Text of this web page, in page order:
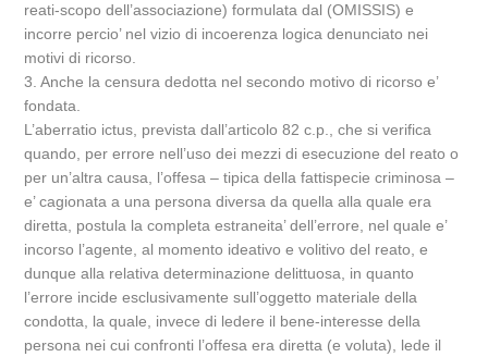
reati-scopo dell’associazione) formulata dal (OMISSIS) e
incorre percio’ nel vizio di incoerenza logica denunciato nei
motivi di ricorso.
3. Anche la censura dedotta nel secondo motivo di ricorso e’
fondata.
L’aberratio ictus, prevista dall’articolo 82 c.p., che si verifica
quando, per errore nell’uso dei mezzi di esecuzione del reato o
per un’altra causa, l’offesa – tipica della fattispecie criminosa –
e’ cagionata a una persona diversa da quella alla quale era
diretta, postula la completa estraneita’ dell’errore, nel quale e’
incorso l’agente, al momento ideativo e volitivo del reato, e
dunque alla relativa determinazione delittuosa, in quanto
l’errore incide esclusivamente sull’oggetto materiale della
condotta, la quale, invece di ledere il bene-interesse della
persona nei cui confronti l’offesa era diretta (e voluta), lede il